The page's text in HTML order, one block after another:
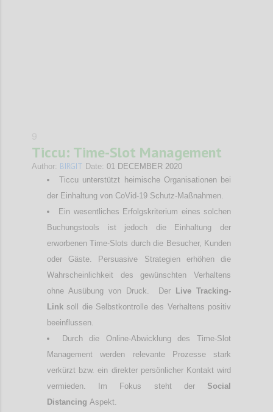
Ticcu: Time-Slot Management
Author: BIRGIT Date: 01 DECEMBER 2020
Ticcu unterstützt heimische Organisationen bei
der Einhaltung von CoVid-19 Schutz-Maßnahmen.
Ein wesentliches Erfolgskriterium eines solchen
Buchungstools ist jedoch die Einhaltung der
erworbenen Time-Slots durch die Besucher, Kunden
oder Gäste. Persuasive Strategien erhöhen die
Wahrscheinlichkeit des gewünschten Verhaltens
ohne Ausübung von Druck. Der
Live Tracking-
Link soll die Selbstkontrolle des Verhaltens positiv
beeinflussen.
Durch die Online-Abwicklung des Time-Slot
Management werden relevante Prozesse stark
verkürzt bzw. ein direkter persönlicher Kontakt wird
vermieden. Im Fokus steht der Social
Distancing Aspekt.